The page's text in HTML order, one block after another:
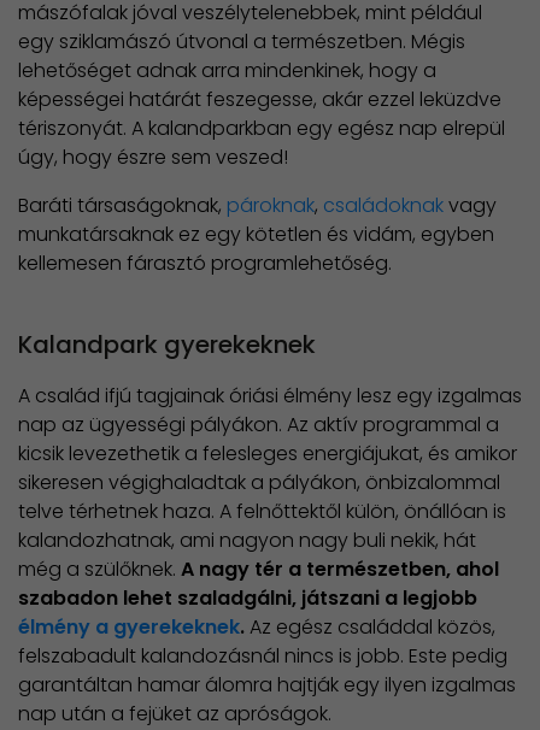
mászófalak jóval veszélytelenebbek, mint például
egy sziklamászó útvonal a természetben. Mégis
lehetőséget adnak arra mindenkinek, hogy a
képességei határát feszegesse, akár ezzel leküzdve
tériszonyát. A kalandparkban egy egész nap elrepül
úgy, hogy észre sem veszed!
Baráti társaságoknak, pároknak, családoknakvagy
munkatársaknak ez egy kötetlen és vidám, egyben
kellemesen fárasztó programlehetőség.
Kalandpark gyerekeknek
A család ifjú tagjainak óriási élmény lesz egy izgalmas
nap az ügyességi pályákon. Az aktív programmal a
kicsik levezethetik a felesleges energiájukat, és amikor
sikeresen végighaladtak a pályákon, önbizalommal
telve térhetnek haza. A felnőttektől külön, önállóan is
kalandozhatnak, ami nagyon nagy buli nekik, hát
még a szülőknek. A nagy tér a természetben, ahol
szabadon lehet szaladgálni, játszani a legjobb
élmény a gyerekeknek.Az egész családdal közös,
felszabadult kalandozásnál nincs is jobb. Este pedig
garantáltan hamar álomra hajtják egy ilyen izgalmas
nap után a fejüket az apróságok.